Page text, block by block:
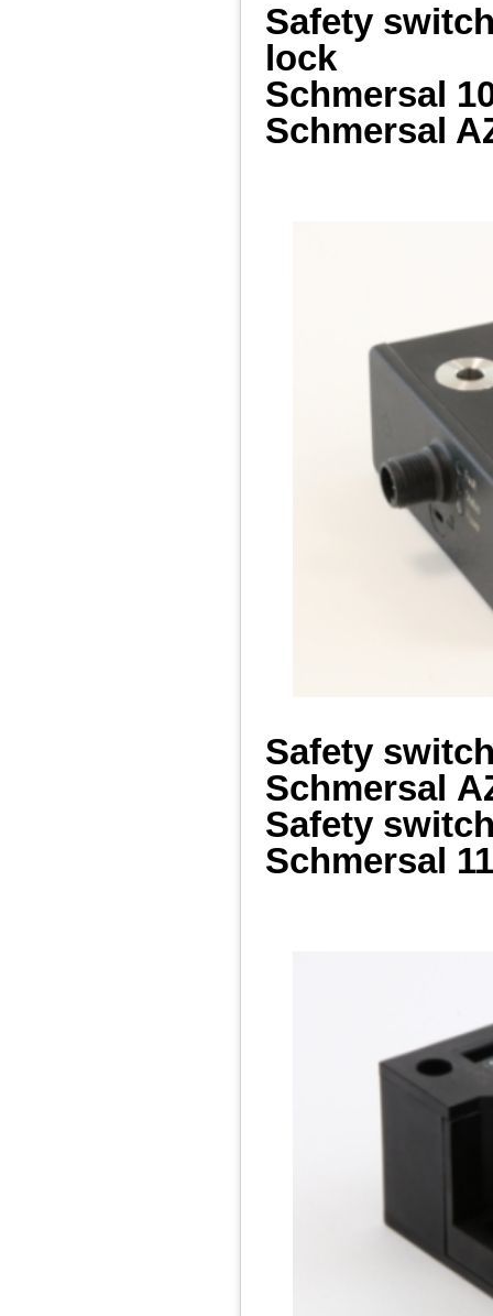
Safety
lock
Schmersal
Schmersal
Safety
Schmersal
Safety
Schmersal